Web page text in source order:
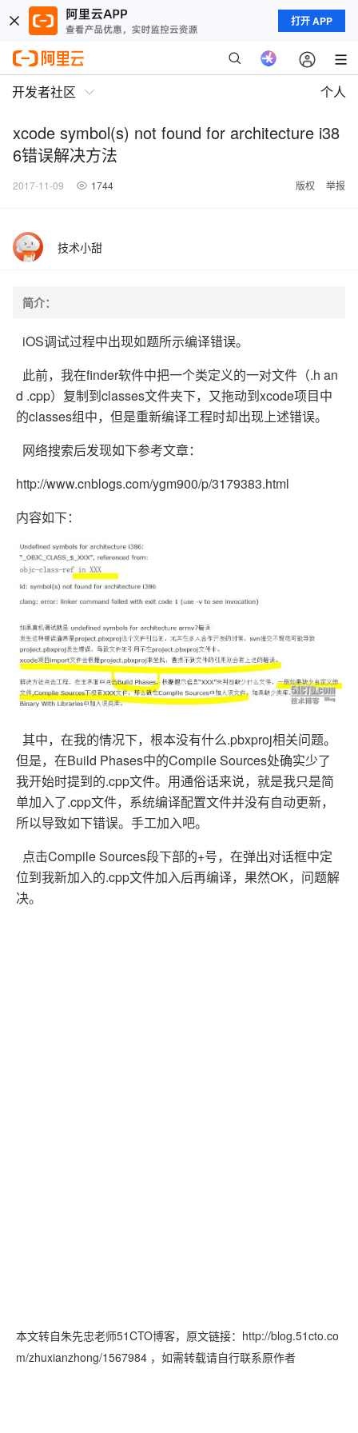
打开 APP
开发者社区 个人
xcode symbol(s) not found for architecture i38
6错误解决方法
2017-11-09 1744 版权 举报
技术小甜
简介：
iOS调试过程中出现如题所示编译错误。
此前，我在finder软件中把一个类定义的一对文件（.h an
d .cpp）复制到classes文件夹下，又拖动到xcode项目中
的classes组中，但是重新编译工程时却出现上述错误。
网络搜索后发现如下参考文章：
http://www.cnblogs.com/ygm900/p/3179383.html
内容如下：
其中，在我的情况下，根本没有什么.pbxproj相关问题。
但是，在Build Phases中的Compile Sources处确实少了
我开始时提到的.cpp文件。用通俗话来说，就是我只是简
单加入了.cpp文件，系统编译配置文件并没有自动更新，
所以导致如下错误。手工加入吧。
点击Compile Sources段下部的+号，在弹出对话框中定
位到我新加入的.cpp文件加入后再编译，果然OK，问题解
决。
本文转自朱先忠老师51CTO博客，原文链接：http://blog.51cto.co
m/zhuxianzhong/1567984 ，如需转载请自行联系原作者